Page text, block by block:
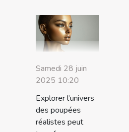
Samedi 28 juin
2025 10:20
Explorer l’univers
des poupées
réalistes peut